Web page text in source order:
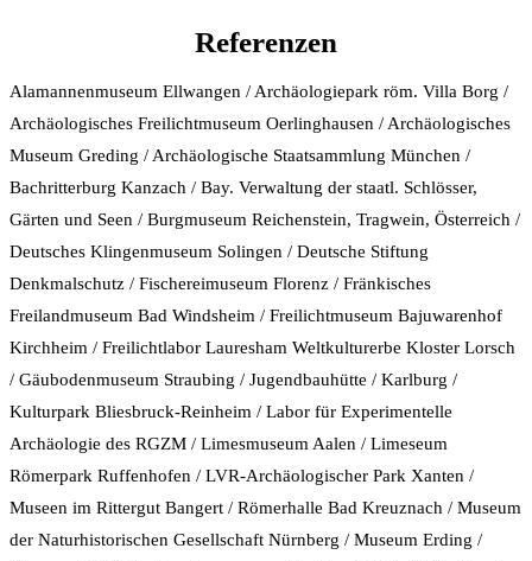
Referenzen
Alamannenmuseum Ellwangen / Archäologiepark röm. Villa Borg /
Archäologisches Freilichtmuseum Oerlinghausen / Archäologisches
Museum Greding / Archäologische Staatsammlung München /
Bachritterburg Kanzach / Bay. Verwaltung der staatl. Schlösser,
Gärten und Seen / Burgmuseum Reichenstein, Tragwein, Österreich /
Deutsches Klingenmuseum Solingen / Deutsche Stiftung
Denkmalschutz / Fischereimuseum Florenz / Fränkisches
Freilandmuseum Bad Windsheim / Freilichtmuseum Bajuwarenhof
Kirchheim / Freilichtlabor Lauresham Weltkulturerbe Kloster Lorsch
/ Gäubodenmuseum Straubing / Jugendbauhütte / Karlburg /
Kulturpark Bliesbruck-Reinheim / Labor für Experimentelle
Archäologie des RGZM / Limesmuseum Aalen / Limeseum
Römerpark Ruffenhofen / LVR-Archäologischer Park Xanten /
Museen im Rittergut Bangert / Römerhalle Bad Kreuznach / Museum
der Naturhistorischen Gesellschaft Nürnberg / Museum Erding /